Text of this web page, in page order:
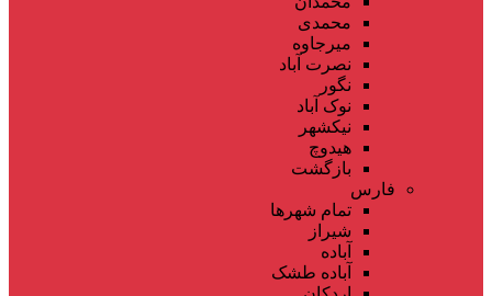
محمدی
میرجاوه
نصرت آباد
نگور
نوک آباد
نیکشهر
هیدوچ
بازگشت
فارس
تمام شهر‌ها
شیراز
آباده
آباده طشک